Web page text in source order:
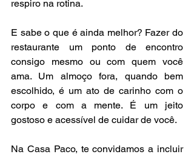
respiro na rotina.
E sabe o que é ainda melhor? Fazer do
restaurante um ponto de encontro
consigo mesmo ou com quem você
ama. Um almoço fora, quando bem
escolhido, é um ato de carinho com o
corpo e com a mente. É um jeito
gostoso e acessível de cuidar de você.
Na Casa Paco, te convidamos a incluir